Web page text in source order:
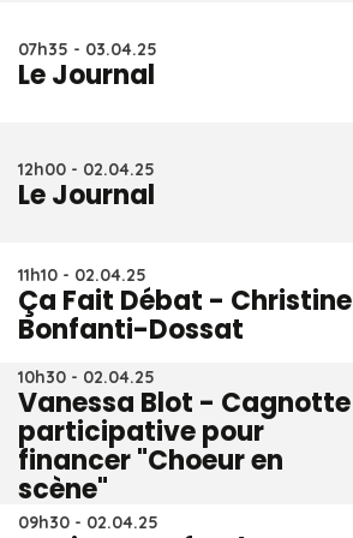
07h35 - 03.04.25
Le Journal
12h00 - 02.04.25
Le Journal
11h10 - 02.04.25
Ça Fait Débat - Christine
Bonfanti-Dossat
10h30 - 02.04.25
Vanessa Blot - Cagnotte
participative pour
financer "Choeur en
scène"
09h30 - 02.04.25